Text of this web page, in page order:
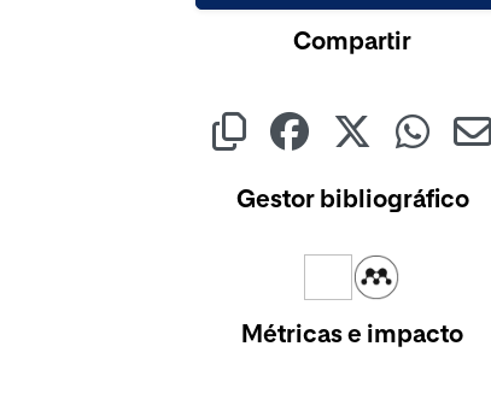
Compartir
Gestor bibliográfico
Métricas e impacto